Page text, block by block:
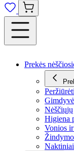
Prekės
Higiena
Vonios